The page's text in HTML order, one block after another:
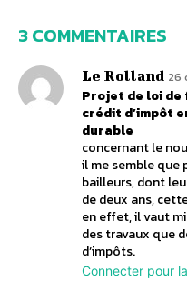
3 COMMENTAIRES
Le Rolland 26
Projet de loi de
crédit d’impôt
durable
concernant le
il me semble que
bailleurs, dont
de deux ans,
en effet, il vaut
des travaux que
d’impôts.
Connecter pour